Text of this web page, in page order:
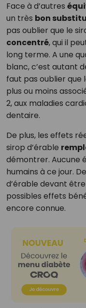
Face à d’autres
un très bon
pas oublier que le
concentré, qui il
long terme. A une
blanc, c’est autant
faut pas oublier que
plus ou moins
2, aux maladies
dentaire.
De plus, les effets
sirop d’érable
démontrer. Aucune
humains à ce jour.
d’érable devant
possibles effets
encore connue.